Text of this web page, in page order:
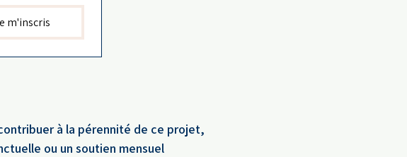
m'inscris
à la pérennité de ce projet,
ou un soutien mensuel